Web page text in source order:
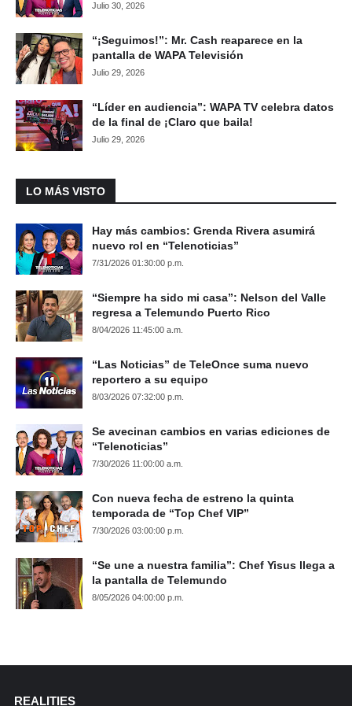
Julio 30, 2026
“¡Seguimos!”: Mr. Cash reaparece en la
pantalla de WAPA Televisión
Julio 29, 2026
“Líder en audiencia”: WAPA TV celebra datos
de la final de ¡Claro que baila!
Julio 29, 2026
LO MÁS VISTO
Hay más cambios: Grenda Rivera asumirá
nuevo rol en “Telenoticias”
7/31/2026 01:30:00 p.m.
“Siempre ha sido mi casa”: Nelson del Valle
regresa a Telemundo Puerto Rico
8/04/2026 11:45:00 a.m.
“Las Noticias” de TeleOnce suma nuevo
reportero a su equipo
8/03/2026 07:32:00 p.m.
Se avecinan cambios en varias ediciones de
“Telenoticias”
7/30/2026 11:00:00 a.m.
Con nueva fecha de estreno la quinta
temporada de “Top Chef VIP”
7/30/2026 03:00:00 p.m.
“Se une a nuestra familia”: Chef Yisus llega a
la pantalla de Telemundo
8/05/2026 04:00:00 p.m.
REALITIES